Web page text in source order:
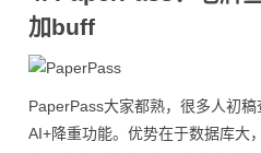
加buff
PaperPass大家都熟，很多人初
AI+降重功能。优势在于数据库大